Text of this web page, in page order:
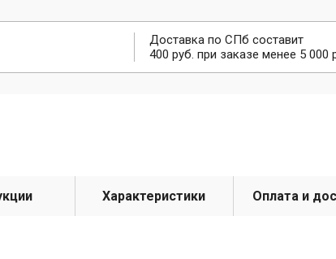
Доставка по СПб составит
400 руб. при заказе менее 5 000
Характеристики Оплата и